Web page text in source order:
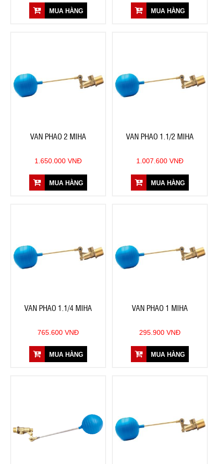
MUA HÀNG MUA HÀNG
VAN PHAO 2 MIHA
1.650.000 VNĐ
MUA HÀNG
VAN PHAO 1.1/2 MIHA
1.007.600 VNĐ
MUA HÀNG
VAN PHAO 1.1/4 MIHA
765.600 VNĐ
MUA HÀNG
VAN PHAO 1 MIHA
295.900 VNĐ
MUA HÀNG